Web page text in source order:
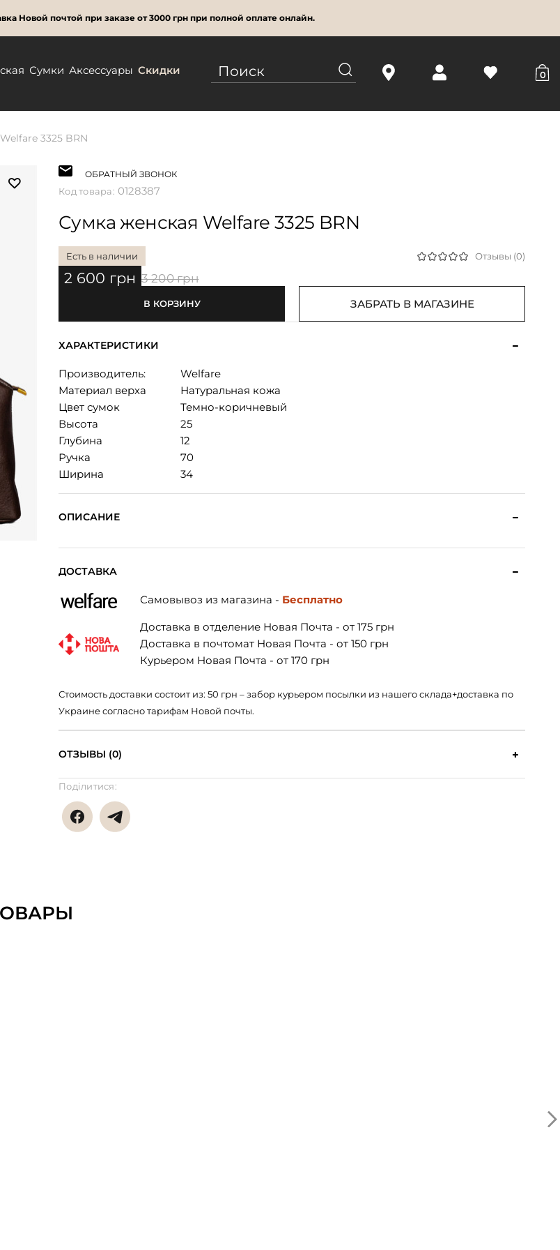
Новой почтой при заказе от 3000 грн при полной оплате онлайн.
Сумки Аксессуары Скидки 0
3325 BRN
ОБРАТНЫЙ ЗВОНОК
Код товара: 0128387
Сумка женская Welfare 3325 BRN
Есть в наличии Отзывы (0)
2 600 грн 3 200 грн
В КОРЗИНУ ЗАБРАТЬ В МАГАЗИНЕ
ХАРАКТЕРИСТИКИ
Производитель:
Welfare
Материал верха
Натуральная кожа
Цвет сумок
Темно-коричневый
Высота
25
Глубина
12
Ручка
70
Ширина
34
ОПИСАНИЕ
ДОСТАВКА
Самовывоз из магазина - Бесплатно
Доставка в отделение Новая Почта - от 175 грн
Доставка в почтомат Новая Почта - от 150 грн
Курьером Новая Почта - от 170 грн
Стоимость доставки состоит из: 50 грн – забор курьером посылки из нашего склада+доставка по
Украине согласно тарифам Новой почты.
ОТЗЫВЫ (0)
Поділитися: